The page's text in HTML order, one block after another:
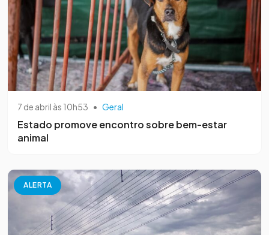
7 de abril às 10h53 • Geral
Estado promove encontro sobre bem-estar
animal
ALERTA